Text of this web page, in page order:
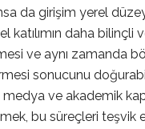
da girişim yerel
katılımın daha bilinçli
ve aynı zamanda
sonucunu
ve akademik
bu süreçleri teşvik